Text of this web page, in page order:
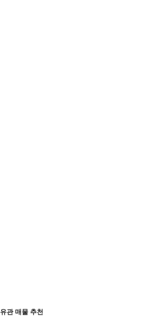
유관 매물 추천